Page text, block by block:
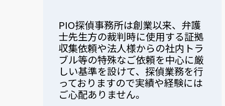
PIO探偵事務所は創業以来、弁護
士先生方の裁判時に使用する証拠
収集依頼や法人様からの社内トラ
ブル等の特殊なご依頼を中心に厳
しい基準を設けて、探偵業務を行
っておりますので実績や経験には
ご心配ありません。